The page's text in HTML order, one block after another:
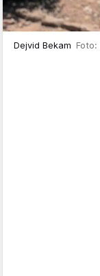
Dejvid Bekam Foto: